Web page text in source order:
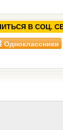
В СОЦ.
Одноклассники